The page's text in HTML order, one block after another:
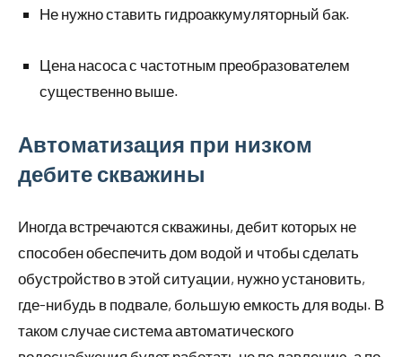
Не нужно ставить гидроаккумуляторный бак.
Цена насоса с частотным преобразователем
существенно выше.
Автоматизация при низком
дебите скважины
Иногда встречаются скважины, дебит которых не
способен обеспечить дом водой и чтобы сделать
обустройство в этой ситуации, нужно установить,
где-нибудь в подвале, большую емкость для воды. В
таком случае система автоматического